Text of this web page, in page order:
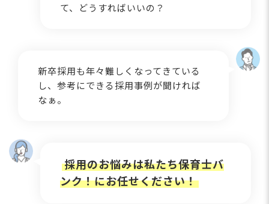
て、どうすればいいの？
新卒採用も年々難しくなってきている
し、参考にできる採用事例が聞ければ
なぁ。
採用のお悩みは私たち保育士バ
ンク！にお任せください！